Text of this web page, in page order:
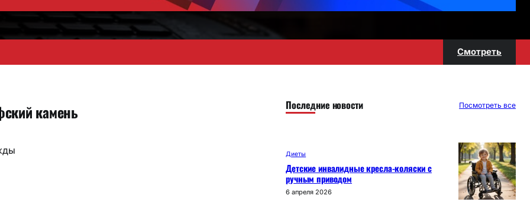
Смотреть
камень Последние новости Посмотреть все
Диеты
Детские инвалидные кресла-коляски с
ручным приводом
6 апреля 2026